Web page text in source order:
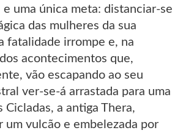
e uma única meta: distanciar-se
das mulheres da sua
fatalidade irrompe e, na
acontecimentos que,
vão escapando ao seu
ver-se-á arrastada para uma
Cicladas, a antiga Thera,
um vulcão e embelezada por